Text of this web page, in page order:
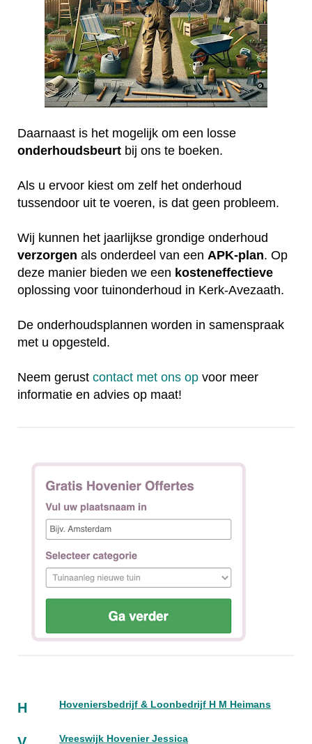
Daarnaast is het mogelijk om een losse
onderhoudsbeurt bij ons te boeken.
Als u ervoor kiest om zelf het onderhoud
tussendoor uit te voeren, is dat geen probleem.
Wij kunnen het jaarlijkse grondige onderhoud
verzorgen als onderdeel van een APK-plan. Op
deze manier bieden we een kosteneffectieve
oplossing voor tuinonderhoud in Kerk-Avezaath.
De onderhoudsplannen worden in samenspraak
met u opgesteld.
Neem gerust contact met ons op voor meer
informatie en advies op maat!
H Hoveniersbedrijf & Loonbedrijf H M Heimans
Vreeswijk Hovenier Jessica